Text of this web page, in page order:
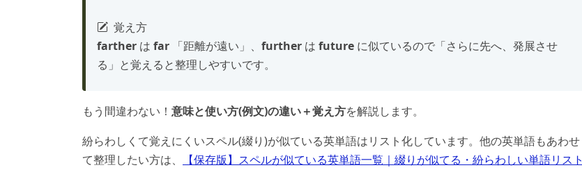
覚え方
farther は far 「距離が遠い」、 further は future に似ているので「さらに先へ、発展させ
る」と覚えると整理しやすいです。
もう間違わない！ 意味と使い方(例文)の違い＋覚え方を解説します。
紛らわしくて覚えにくいスペル(綴り)が似ている英単語はリスト化しています。他の英単語もあわせ
て整理したい方は、
【保存版】スペルが似ている英単語一覧｜綴りが似てる・紛らわしい単語リスト